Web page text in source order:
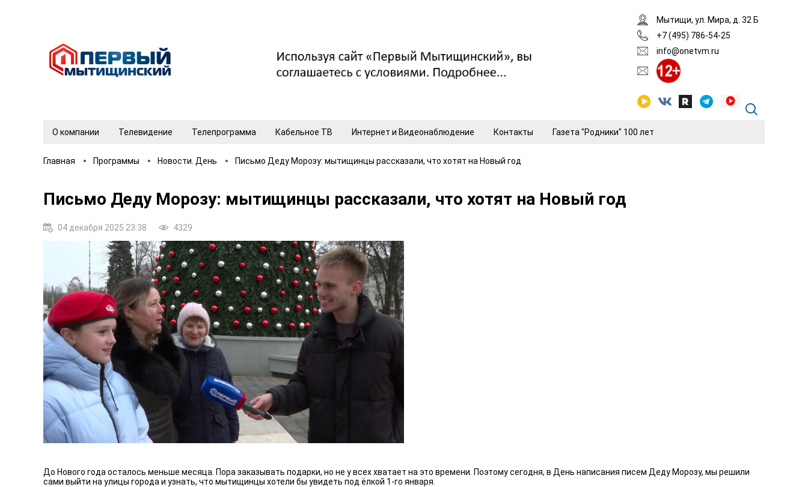
Мытищи, ул. Мира, д. 32 Б
+7 (495) 786-54-25
info@onetvm.ru
О компании Телевидение Телепрограмма Кабельное ТВ Интернет и Видеонаблюдение Контакты Газета "Родники" 100 лет
Главная Программы Новости. День Письмо Деду Морозу: мытищинцы рассказали, что хотят на Новый год
Письмо Деду Морозу: мытищинцы рассказали, что хотят на Новый год
04 декабря 2025 23:38 4329
До Нового года осталось меньше месяца. Пора заказывать подарки, но не у всех хватает на это времени. Поэтому сегодня, в День написания писем Деду Морозу, мы решили
сами выйти на улицы города и узнать, что мытищинцы хотели бы увидеть под ёлкой 1-го января.